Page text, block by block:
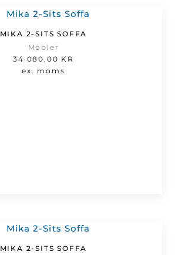
MIKA 2-SITS SOFFA
Möbler
34 080,00 KR
ex. moms
MIKA 2-SITS SOFFA